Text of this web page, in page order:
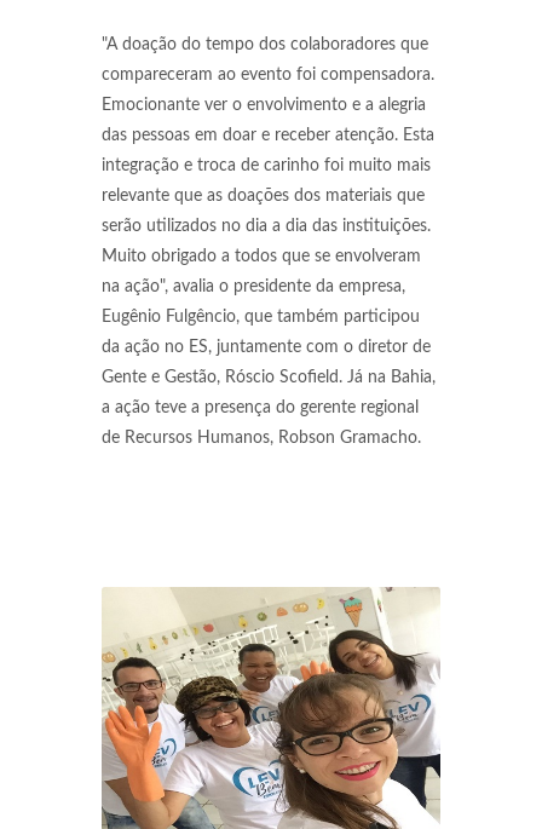
"A doação do tempo dos colaboradores que
compareceram ao evento foi compensadora.
Emocionante ver o envolvimento e a alegria
das pessoas em doar e receber atenção. Esta
integração e troca de carinho foi muito mais
relevante que as doações dos materiais que
serão utilizados no dia a dia das instituições.
Muito obrigado a todos que se envolveram
na ação", avalia o presidente da empresa,
Eugênio Fulgêncio, que também participou
da ação no ES, juntamente com o diretor de
Gente e Gestão, Róscio Scofield. Já na Bahia,
a ação teve a presença do gerente regional
de Recursos Humanos, Robson Gramacho.